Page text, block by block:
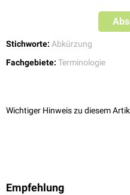
Stichworte: Abkürzung
Fachgebiete: Terminologie
Wichtiger Hinweis zu diesem
Empfehlung